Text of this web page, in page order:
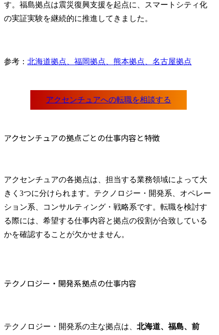
す。福島拠点は震災復興支援を起点に、スマートシティ化
の実証実験を継続的に推進してきました。
参考： 北海道拠点、福岡拠点、熊本拠点、名古屋拠点
アクセンチュアの拠点ごとの仕事内容と特徴
アクセンチュアの各拠点は、担当する業務領域によって大
きく3つに分けられます。テクノロジー・開発系、オペレー
ション系、コンサルティング・戦略系です。転職を検討す
る際には、希望する仕事内容と拠点の役割が合致している
かを確認することが欠かせません。
テクノロジー・開発系拠点の仕事内容
テクノロジー・開発系の主な拠点は、 北海道、福島、前